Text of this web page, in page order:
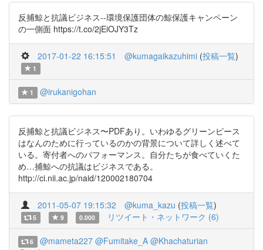
反捕鯨と抗議ビジネス--環境保護団体の鯨保護キャンペーン
の一側面 https://t.co/2jEiOJY3Tz
2017-01-22 16:15:51 @kumagaikazuhimi (投稿一覧)
1
1 @irukanigohan
反捕鯨と抗議ビジネス〜PDFあり。いわゆるグリーンピース
はなんのために行っているのかの背景について詳しく述べて
いる。寄付者へのパフォーマンス。自分たちが食べていくた
め…捕鯨への抗議はビジネスである。
http://ci.nii.ac.jp/naid/120002180704
2011-05-07 19:15:32 @kuma_kazu (投稿一覧)
5 9 0.000 リツイート・ネットワーク (6)
6 @mameta227 @Fumitake_A @Khachaturian